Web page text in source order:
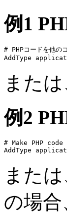
例1
# PHPコードを他の
AddType
また
例2
# Make PHP
AddType
また
の場